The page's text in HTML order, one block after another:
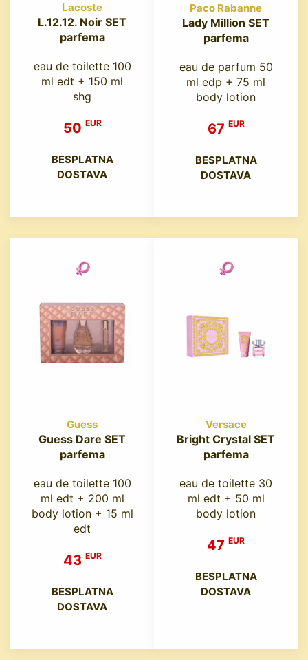
Lacoste
L.12.12. Noir SET
parfema
eau de toilette 100
ml edt + 150 ml
shg
50 EUR
BESPLATNA
DOSTAVA
Paco Rabanne
Lady Million SET
parfema
eau de parfum 50
ml edp + 75 ml
body lotion
67 EUR
BESPLATNA
DOSTAVA
Guess
Guess Dare SET
parfema
eau de toilette 100
ml edt + 200 ml
body lotion + 15 ml
edt
43 EUR
BESPLATNA
DOSTAVA
Versace
Bright Crystal SET
parfema
eau de toilette 30
ml edt + 50 ml
body lotion
47 EUR
BESPLATNA
DOSTAVA